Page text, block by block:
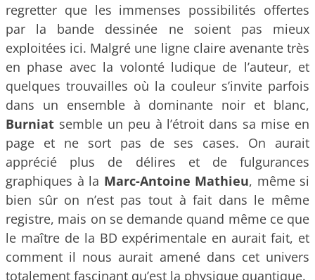
regretter que les immenses possibilités offertes
par la bande dessinée ne soient pas mieux
exploitées ici. Malgré une ligne claire avenante très
en phase avec la volonté ludique de l’auteur, et
quelques trouvailles où la couleur s’invite parfois
dans un ensemble à dominante noir et blanc,
Burniat semble un peu à l’étroit dans sa mise en
page et ne sort pas de ses cases. On aurait
apprécié plus de délires et de fulgurances
graphiques à la Marc-Antoine Mathieu, même si
bien sûr on n’est pas tout à fait dans le même
registre, mais on se demande quand même ce que
le maître de la BD expérimentale en aurait fait, et
comment il nous aurait amené dans cet univers
totalement fascinant qu’est la physique quantique.